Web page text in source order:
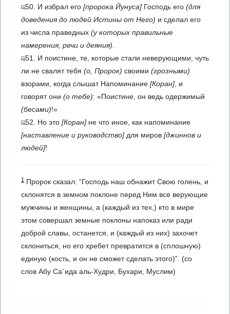
50. И избрал его [пророка Йунуса] Господь его (для
доведения до людей Истины от Него) и сделал его
из числа праведных (у которых правильные
намерения, речи и деяния)
51. И поистине, те, которые стали неверующими, чуть
ли не свалят тебя (о, Пророк) своими (грозными)
взорами, когда слышат Напоминание [Коран] , и
говорят они (о тебе): «Поистине, он ведь одержимый
(бесами)!»
52. Но это [Коран] не что иное, как напоминание
[наставление и руководство] для миров [джиннов и
людей]!
1 Пророк сказал: “Господь наш обнажит Свою голень, и
скло­нятся в земном поклоне перед Ним все верующие
мужчины и женщины, а (каждый из тех,) кто в мире
этом совершал земные по­клоны напоказ или ради
доброй славы, оста­нется, и (каждый из них) захочет
склониться, но его хребет превратится в (сплошную)
еди­ную (кость, и он не сможет сделать этого)”. (со
слов Абу Са­`ида аль-Худри, Бухари, Муслим)